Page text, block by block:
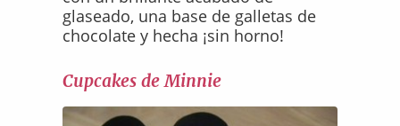
glaseado, una base de galletas de
chocolate y hecha ¡sin horno!
Cupcakes de Minnie